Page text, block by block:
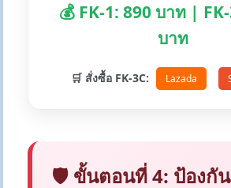
💰 FK-1: 890 บาท |
บาท
🛒 สั่งซื้อ FK-3C: Lazada
🛡️ ขั้นตอนที่ 4: ป้องกั